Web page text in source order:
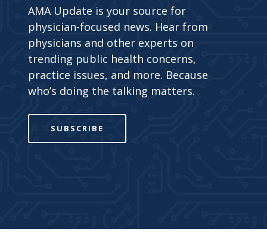
AMA Update is your source for
physician-focused news. Hear from
physicians and other experts on
trending public health concerns,
practice issues, and more. Because
who’s doing the talking matters.
SUBSCRIBE